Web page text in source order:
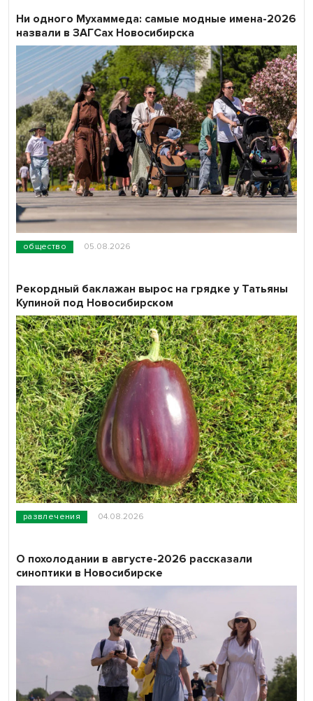
общество 05.08.2026
Ни одного Мухаммеда: самые модные имена-2026
назвали в ЗАГСах Новосибирска
развлечения 04.08.2026
Рекордный баклажан вырос на грядке у Татьяны
Купиной под Новосибирском
О похолодании в августе-2026 рассказали
синоптики в Новосибирске